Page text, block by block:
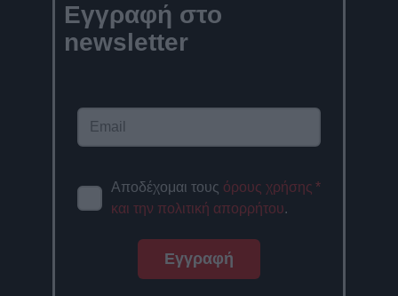
Εγγραφή στο
newsletter
Αποδέχομαι τους όρους χρήσης
και την πολιτική απορρήτου.
*
Εγγραφή